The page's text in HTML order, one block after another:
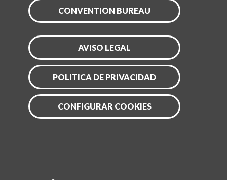
CONVENTION BUREAU
AVISO LEGAL
POLITICA DE PRIVACIDAD
CONFIGURAR COOKIES